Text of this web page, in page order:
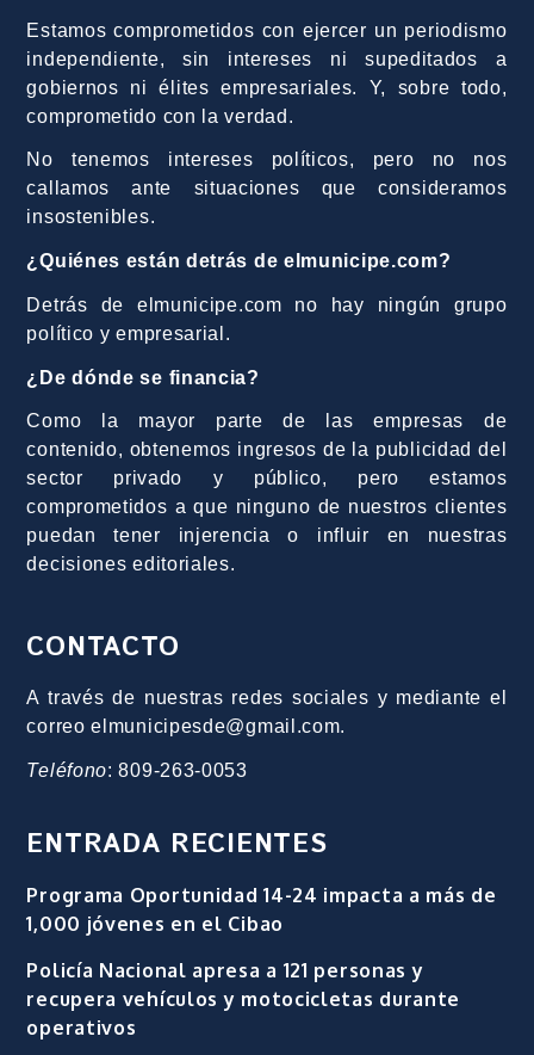
Estamos comprometidos con ejercer un periodismo
independiente, sin intereses ni supeditados a
gobiernos ni élites empresariales. Y, sobre todo,
comprometido con la verdad.
No tenemos intereses políticos, pero no nos
callamos ante situaciones que consideramos
insostenibles.
¿Quiénes están detrás de elmunicipe.com?
Detrás de elmunicipe.com no hay ningún grupo
político y empresarial.
¿De dónde se financia?
Como la mayor parte de las empresas de
contenido, obtenemos ingresos de la publicidad del
sector privado y público, pero estamos
comprometidos a que ninguno de nuestros clientes
puedan tener injerencia o influir en nuestras
decisiones editoriales.
CONTACTO
A través de nuestras redes sociales y mediante el
correo elmunicipesde@gmail.com.
Teléfono: 809-263-0053
ENTRADA RECIENTES
Programa Oportunidad 14-24 impacta a más de
1,000 jóvenes en el Cibao
Policía Nacional apresa a 121 personas y
recupera vehículos y motocicletas durante
operativos